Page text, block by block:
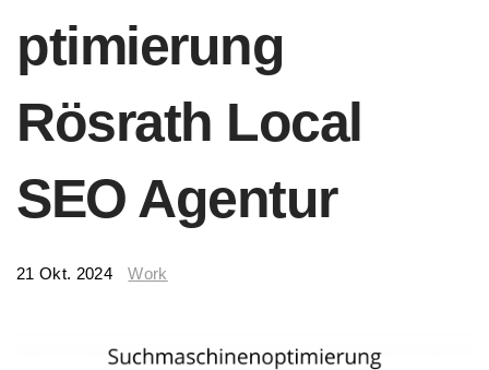
ptimierung
Rösrath Local
SEO Agentur
21 Okt. 2024 Work